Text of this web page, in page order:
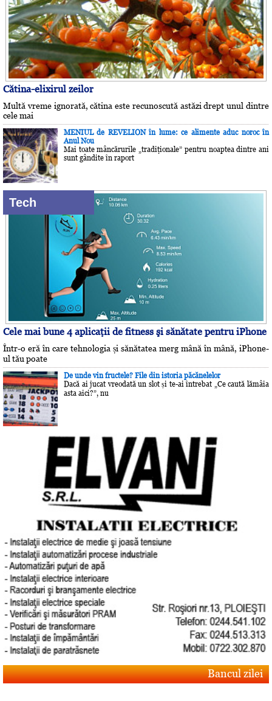
Cătina-elixirul zeilor
Multă vreme ignorată, cătina este recunoscută astăzi drept unul dintre
cele mai
MENIUL de REVELION în lume: ce alimente aduc noroc în
Anul Nou
Mai toate mâncărurile „tradiţionale” pentru noaptea dintre ani
sunt gândite în raport
Tech
Cele mai bune 4 aplicaţii de fitness şi sănătate pentru iPhone
Într-o eră în care tehnologia și sănătatea merg mână în mână, iPhone-
ul tău poate
De unde vin fructele? File din istoria păcănelelor
Dacă ai jucat vreodată un slot și te-ai întrebat „Ce caută lămâia
asta aici?”, nu
Bancul zilei